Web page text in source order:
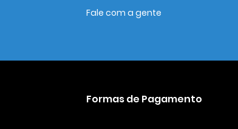
Fale com a gente
Formas de Pagamento